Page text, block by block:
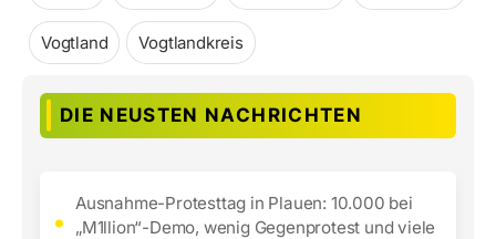
Vogtland Vogtlandkreis
DIE NEUSTEN NACHRICHTEN
Ausnahme-Protesttag in Plauen: 10.000 bei
„M1llion“-Demo, wenig Gegenprotest und viele